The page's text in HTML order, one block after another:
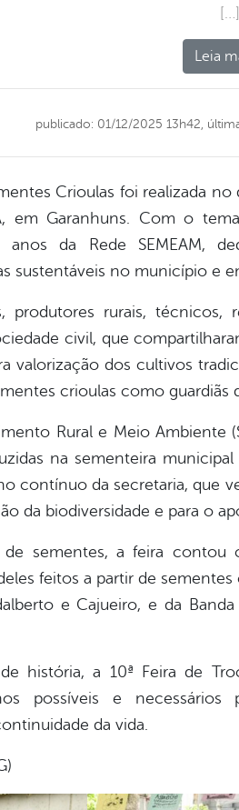
[…]
Leia
publicado: 01/12/2025 13h42,
Crioulas foi realizada
em Garanhuns. Com o
da Rede SEMEAM,
sustentáveis no município e
produtores rurais, técnicos,
civil, que
valorização dos cultivos
crioulas como
Rural e Meio Ambiente
na sementeira
contínuo da secretaria, que
da biodiversidade e para o
sementes, a feira contou
feitos a partir de
e Cajueiro, e da
história, a 10ª Feira de
possíveis e necessários
da vida.